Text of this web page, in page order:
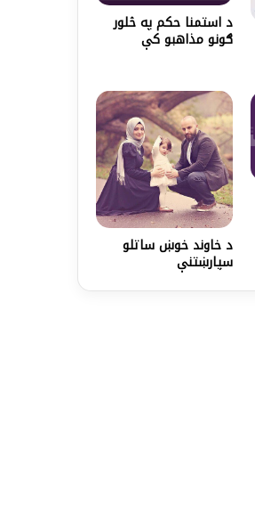
د استمنا حکم په څلور
ګونو مذاهبو کې
د خاوند خوښ ساتلو
سپارښتنې